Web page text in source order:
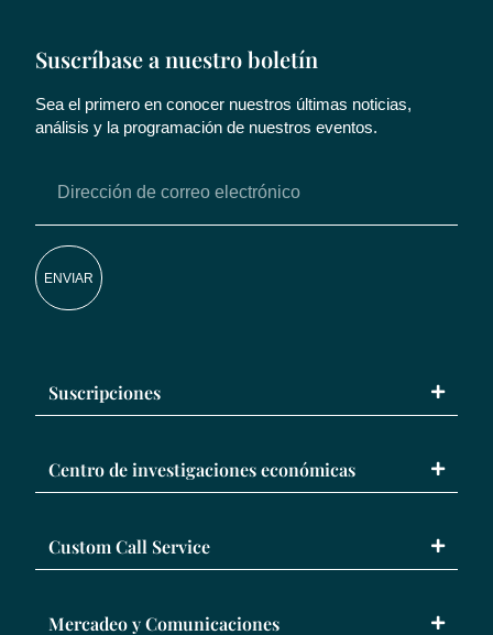
Suscríbase a nuestro boletín
Sea el primero en conocer nuestros últimas noticias,
análisis y la programación de nuestros eventos.
ENVIAR
Suscripciones
Centro de investigaciones económicas
Custom Call Service
Mercadeo y Comunicaciones